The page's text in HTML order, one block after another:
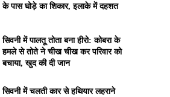
के पास घोड़े का शिकार, इलाके में दहशत
सिवनी में पालतू तोता बना हीरो: कोबरा के
हमले से तोते ने चीख चीख कर परिवार को
बचाया, खुद की दी जान
सिवनी में चलती कार से हथियार लहराने